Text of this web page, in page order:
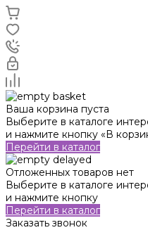
Ваша корзина пуста
Выберите в каталоге
и нажмите кнопку «В
Перейти в каталог
Отложенных товаров нет
Выберите в каталоге
и нажмите кнопку
Перейти в каталог
Заказать звонок